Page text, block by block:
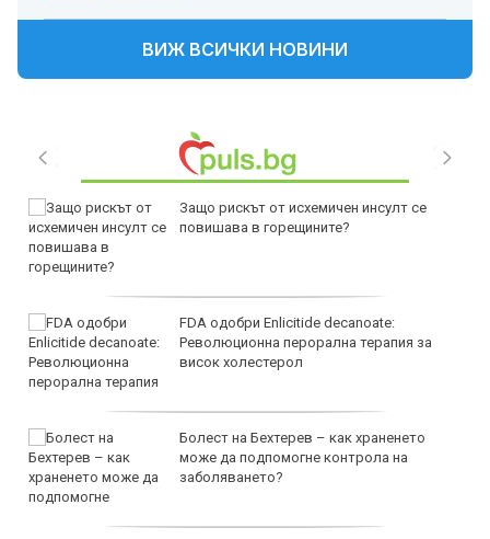
ВИЖ ВСИЧКИ НОВИНИ
Защо рискът от исхемичен инсулт се
повишава в горещините?
FDA одобри Еnlicitide decanoate:
Революционна перорална терапия за
висок холестерол
Болест на Бехтерев – как храненето
може да подпомогне контрола на
заболяването?